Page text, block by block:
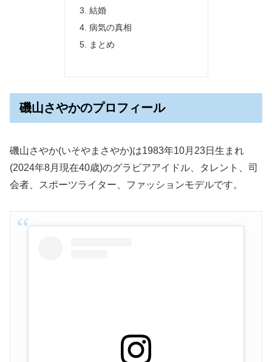
結婚
病気の真相
まとめ
磯山さやかのプロフィール
磯山さやか(いそやまさやか)は1983年10月23日生まれ
(2024年8月現在40歳)のグラビアアイドル、タレント、司
会者、スポーツライター、ファッションモデルです。